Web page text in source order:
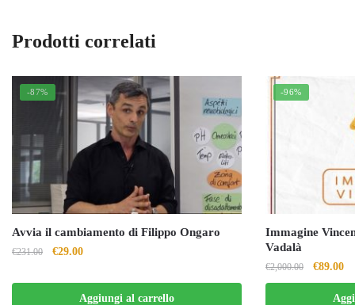
Prodotti correlati
-87%
Avvia il cambiamento di Filippo Ongaro
€231.00
Il
originale
€29.00Il
attuale
Aggiungi al carrello
-96%
Immagine
Vadalà
€2,000.00
Il
prezzo
originale
€89.00Il